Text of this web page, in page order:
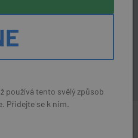
(přes úřad práce)
používá tento svělý způsob
Přidejte se k nim.